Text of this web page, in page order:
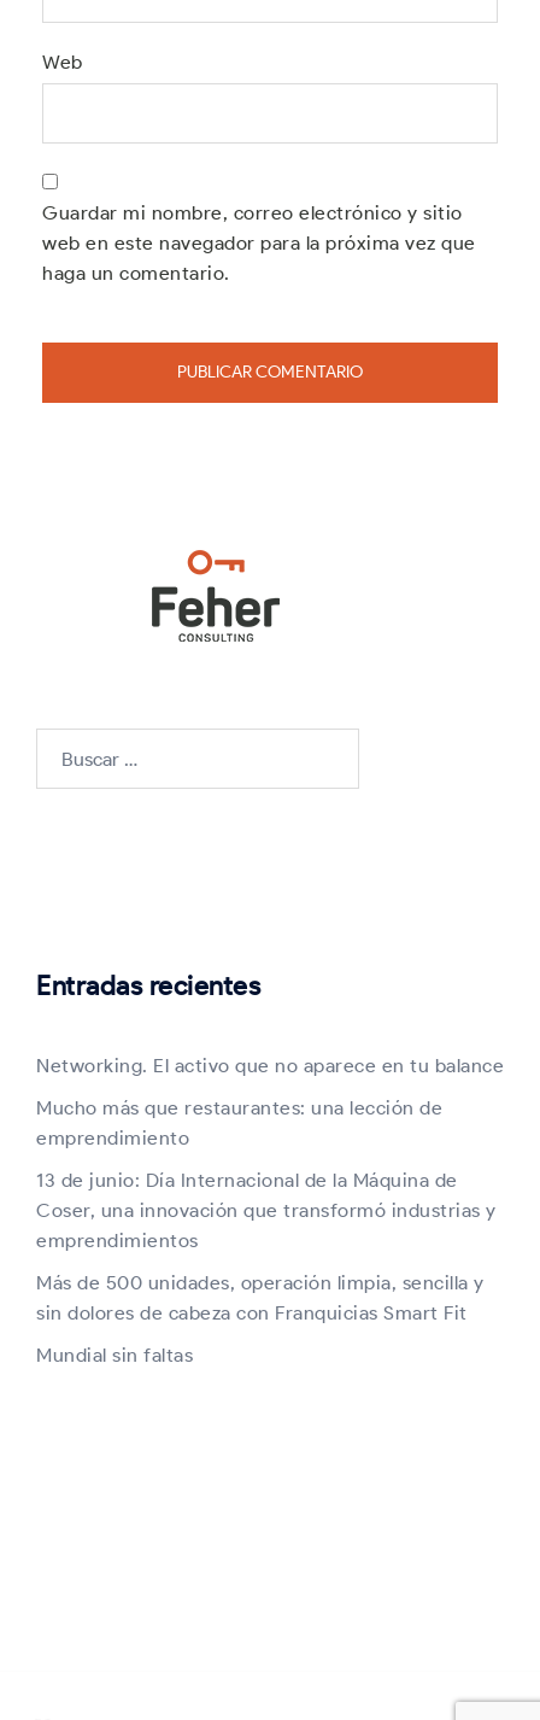
Web
Guardar mi nombre, correo electrónico y sitio
web en este navegador para la próxima vez que
haga un comentario.
Entradas recientes
Networking. El activo que no aparece en tu balance
Mucho más que restaurantes: una lección de
emprendimiento
13 de junio: Día Internacional de la Máquina de
Coser, una innovación que transformó industrias y
emprendimientos
Más de 500 unidades, operación limpia, sencilla y
sin dolores de cabeza con Franquicias Smart Fit
Mundial sin faltas